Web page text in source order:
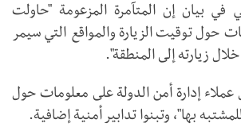
في بيان إن المتآمرة المزعومة "حاولت
حول توقيت الزيارة والمواقع التي سيمر
خلال زيارته إلى المنطقة".
إدارة أمن الدولة على معلومات حول
بها"، وتبنوا تدابير أمنية إضافية.